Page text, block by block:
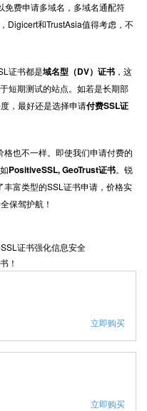
免费申请多域名，多域名通配符
Digicert和TrustAsia值得考虑，不
证书都是域名型（DV）证书 ，这
短期测试的站点。如若是长期部
，最好还是选择申请付费SSL证
也不一样。即使我们申请付费的
PositiveSSL, GeoTrust证书。锐
丰富类型的SSL 证书申请，价格实
保驾护航！
证书强化信息安全
！
立即购买
立即购买